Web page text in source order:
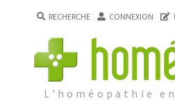
L'homéopathie
RECHERCHE CONNEXION